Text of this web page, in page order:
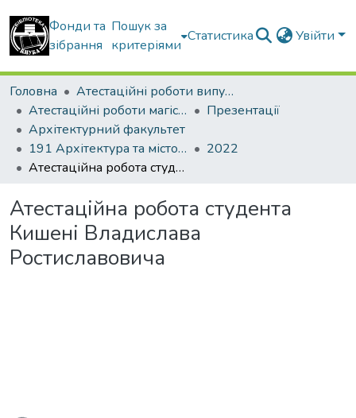
Фонди та
зібрання
Пошук за
критеріями
Статистика Увійти
Головна
Атестаційні роботи випускників
Атестаційні роботи магістрів
Презентації
Архітектурний факультет
191 Архітектура та містобудування. Архітектура будівель і споруд
2022
Атестаційна робота студента Кишені Владислава Ростиславовича
Атестаційна робота студента
Кишені Владислава
Ростиславовича